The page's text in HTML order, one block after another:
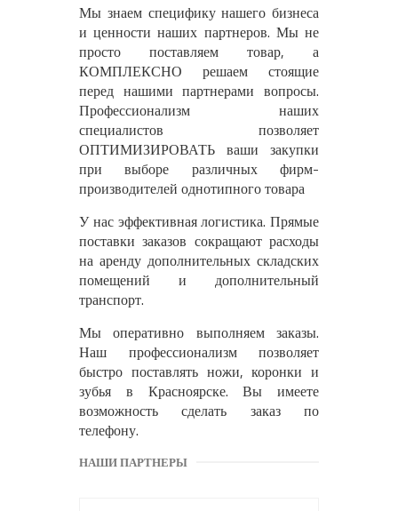
Мы знаем специфику нашего бизнеса
и ценности наших партнеров. Мы не
просто поставляем товар, а
КОМПЛЕКСНО решаем стоящие
перед нашими партнерами вопросы.
Профессионализм наших
специалистов позволяет
ОПТИМИЗИРОВАТЬ ваши закупки
при выборе различных фирм-
производителей однотипного товара
У нас эффективная логистика. Прямые
поставки заказов сокращают расходы
на аренду дополнительных складских
помещений и дополнительный
транспорт.
Мы оперативно выполняем заказы.
Наш профессионализм позволяет
быстро поставлять ножи, коронки и
зубья в Красноярске. Вы имеете
возможность сделать заказ по
телефону.
НАШИ ПАРТНЕРЫ